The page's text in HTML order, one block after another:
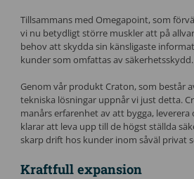
Tillsammans med Omegapoint, som
vi nu betydligt större muskler att på
behov att skydda sin känsligaste
kunder som omfattas av säkerhetsskydd.
Genom vår produkt Craton, som består
tekniska lösningar uppnår vi just detta.
manårs erfarenhet av att bygga,
klarar att leva upp till de högst ställda
skarp drift hos kunder inom såväl privat
Kraftfull expansion